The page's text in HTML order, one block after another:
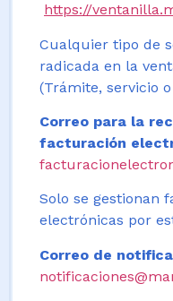
https://
Cualquier tipo de
radicada en la
(Trámite, servicio o
Correo para la
facturación
Solo se gestionan
electrónicas por
Correo de